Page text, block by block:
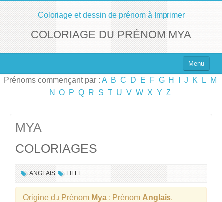
Coloriage et dessin de prénom à Imprimer
COLORIAGE DU PRÉNOM MYA
Menu
Top 100 des Prénoms
Prénoms commençant par : A B C D E F G H J K L
M
N
O P Q R S T U V W X Y Z
MYA
COLORIAGES
ANGLAIS FILLE
Origine du Prénom Mya : Prénom Anglais.